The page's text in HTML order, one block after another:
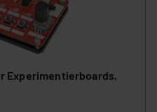
Experimentierboards,